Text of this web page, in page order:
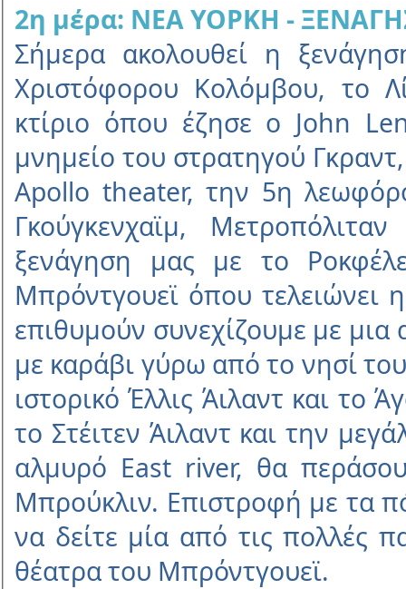
2η µέρα: ΝΕΑ ΥΟΡΚΗ -
Σήµερα ακολουθεί η
Χριστόφορου Κολόµβου, το
κτίριο όπου έζησε ο John
µνηµείο του στρατηγού
Apollo theater, την 5η
Γκούγκενχαϊµ,
ξενάγηση µας µε το
Μπρόντγουεϊ όπου τελειώνει
επιθυµούν συνεχίζουµε µε
µε καράβι γύρω από το νησί
ιστορικό Έλλις Άιλαντ και το
το Στέιτεν Άιλαντ και την
αλµυρό East river, θα
Μπρούκλιν. Επιστροφή µε τα
να δείτε µία από τις πολλές
θέατρα του Μπρόντγουεϊ.